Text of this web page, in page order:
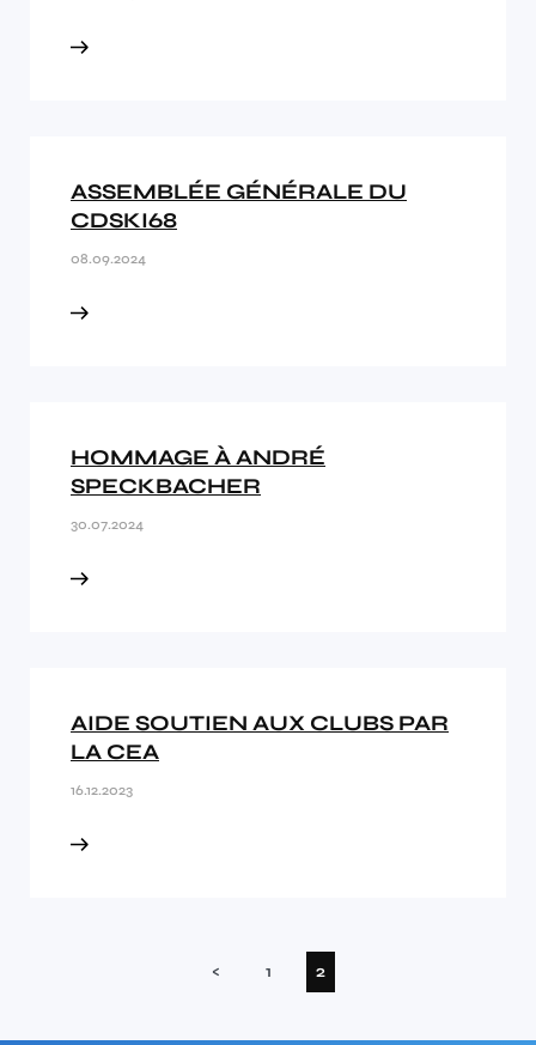
ASSEMBLÉE GÉNÉRALE DU
CDSKI68
08.09.2024
HOMMAGE À ANDRÉ
SPECKBACHER
30.07.2024
AIDE SOUTIEN AUX CLUBS PAR
LA CEA
16.12.2023
< 1 2(current)